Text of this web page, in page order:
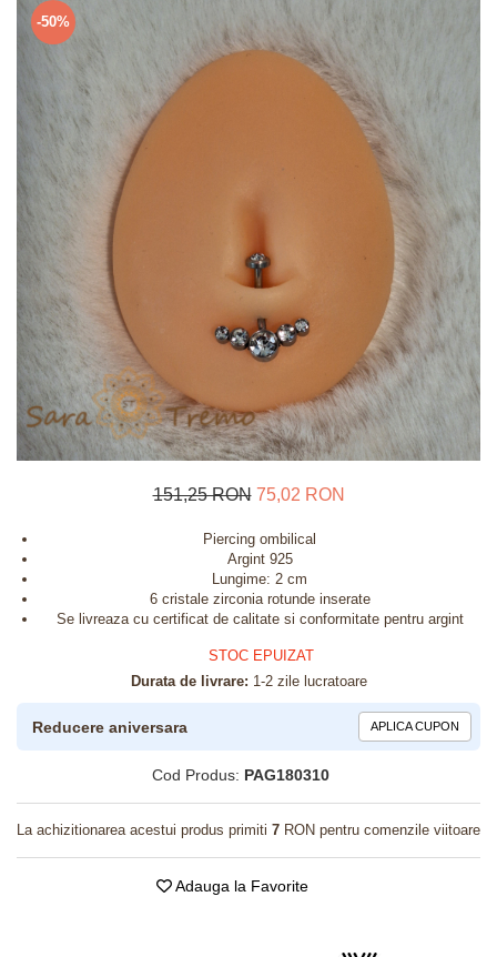
Bijuterii pentru barbati
Inele
Lanturi
Bratari
Talismane
Verighete
Bijuterii din argint placate cu aur
24K
-50%
151,25 RON 75,02 RON
Piercing ombilical
Argint 925
Lungime: 2 cm
6 cristale zirconia rotunde inserate
Se livreaza cu certificat de calitate si conformitate pentru argint
STOC EPUIZAT
Durata de livrare: 1-2 zile lucratoare
Reducere aniversara APLICA CUPON
Cod Produs: PAG180310
La achizitionarea acestui produs primiti 7 RON pentru comenzile viitoare
Adauga la Favorite